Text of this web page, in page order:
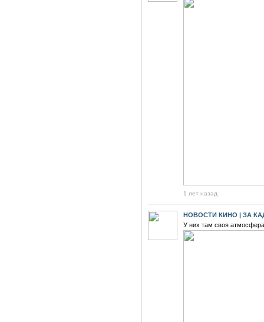
1 лет назад
НОВОСТИ КИНО | ЗА
У них там своя